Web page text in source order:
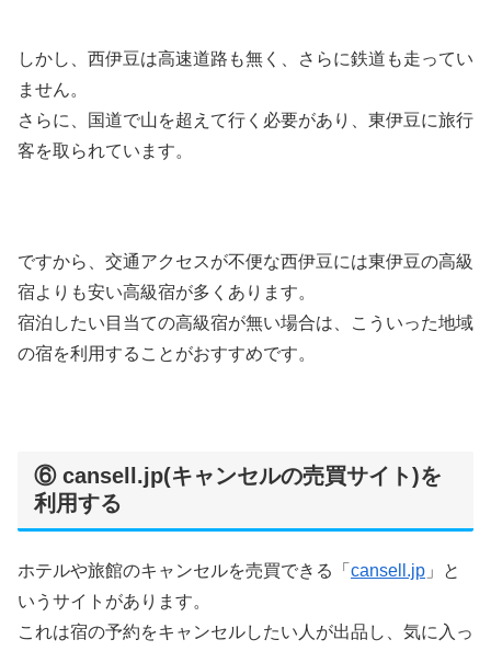
しかし、西伊豆は高速道路も無く、さらに鉄道も走ってい
ません。
さらに、国道で山を超えて行く必要があり、東伊豆に旅行
客を取られています。
ですから、交通アクセスが不便な西伊豆には東伊豆の高級
宿よりも安い高級宿が多くあります。
宿泊したい目当ての高級宿が無い場合は、こういった地域
の宿を利用することがおすすめです。
⑥ cansell.jp(キャンセルの売買サイト)を
利用する
ホテルや旅館のキャンセルを売買できる「 cansell.jp 」と
いうサイトがあります。
これは宿の予約をキャンセルしたい人が出品し、気に入っ